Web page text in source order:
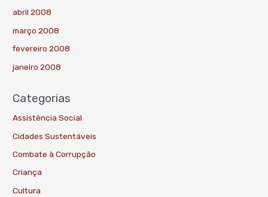
abril 2008
março 2008
fevereiro 2008
janeiro 2008
Categorias
Assistência Social
Cidades Sustentáveis
Combate à Corrupção
Criança
Cultura